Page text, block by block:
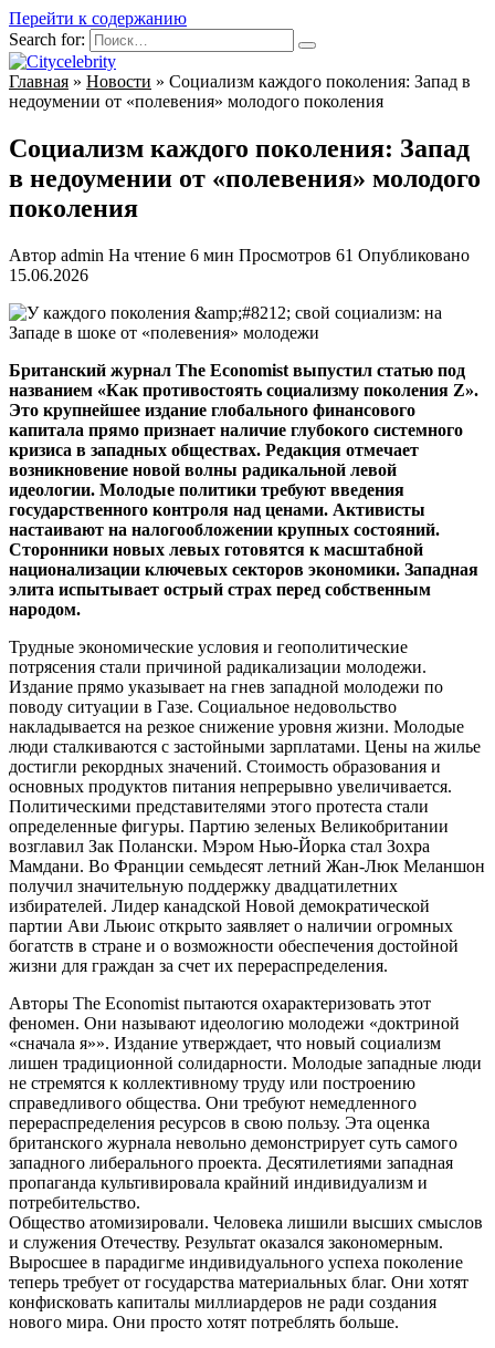
Перейти к содержанию
Search for:
Главная » Новости » Социализм каждого поколения: Запад в
недоумении от «полевения» молодого поколения
Социализм каждого поколения: Запад
в недоумении от «полевения» молодого
поколения
Автор admin На чтение 6 мин Просмотров 61 Опубликовано
15.06.2026
Британский журнал The Economist выпустил статью под
названием «Как противостоять социализму поколения Z».
Это крупнейшее издание глобального финансового
капитала прямо признает наличие глубокого системного
кризиса в западных обществах. Редакция отмечает
возникновение новой волны радикальной левой
идеологии. Молодые политики требуют введения
государственного контроля над ценами. Активисты
настаивают на налогообложении крупных состояний.
Сторонники новых левых готовятся к масштабной
национализации ключевых секторов экономики. Западная
элита испытывает острый страх перед собственным
народом.
Трудные экономические условия и геополитические
потрясения стали причиной радикализации молодежи.
Издание прямо указывает на гнев западной молодежи по
поводу ситуации в Газе. Социальное недовольство
накладывается на резкое снижение уровня жизни. Молодые
люди сталкиваются с застойными зарплатами. Цены на жилье
достигли рекордных значений. Стоимость образования и
основных продуктов питания непрерывно увеличивается.
Политическими представителями этого протеста стали
определенные фигуры. Партию зеленых Великобритании
возглавил Зак Полански. Мэром Нью-Йорка стал Зохра
Мамдани. Во Франции семьдесят летний Жан-Люк Меланшон
получил значительную поддержку двадцатилетних
избирателей. Лидер канадской Новой демократической
партии Ави Льюис открыто заявляет о наличии огромных
богатств в стране и о возможности обеспечения достойной
жизни для граждан за счет их перераспределения.
Авторы The Economist пытаются охарактеризовать этот
феномен. Они называют идеологию молодежи «доктриной
«сначала я»». Издание утверждает, что новый социализм
лишен традиционной солидарности. Молодые западные люди
не стремятся к коллективному труду или построению
справедливого общества. Они требуют немедленного
перераспределения ресурсов в свою пользу. Эта оценка
британского журнала невольно демонстрирует суть самого
западного либерального проекта. Десятилетиями западная
пропаганда культивировала крайний индивидуализм и
потребительство.
Общество атомизировали. Человека лишили высших смыслов
и служения Отечеству. Результат оказался закономерным.
Выросшее в парадигме индивидуального успеха поколение
теперь требует от государства материальных благ. Они хотят
конфисковать капиталы миллиардеров не ради создания
нового мира. Они просто хотят потреблять больше.